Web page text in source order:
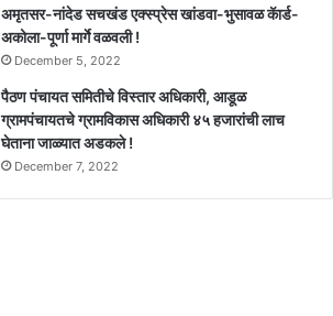
अमृतसर-नांदेड सचखंड एक्स्प्रेस खांडवा-भुसावळ कॅार्ड-
अकोला-पूर्णा मार्गे वळवली !
December 5, 2022
पैठण पंचायत समितीचे विस्तार अधिकारी, आडूळ
ग्रामपंचायतचे ग्रामविकास अधिकारी ४५ हजारांची लाच
घेताना जाळ्यात अडकले !
December 7, 2022